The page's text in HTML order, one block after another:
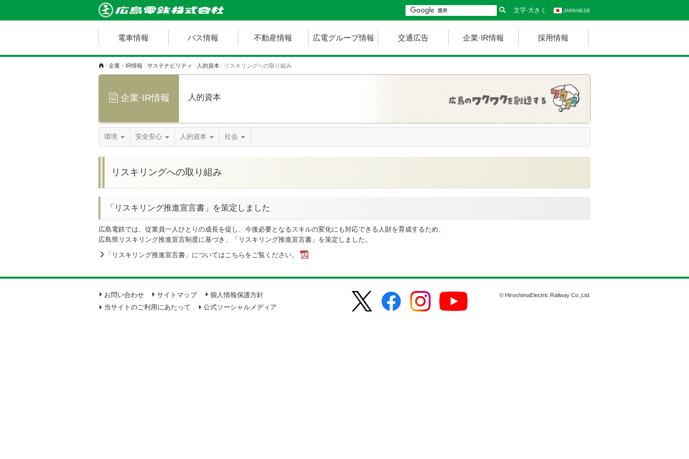
文字·大きく JAPANESE
電車情報 バス情報 不動産情報 広電グループ情報 交通広告 企業·IR情報 採用情報
企業・IR情報 サステナビリティ 人的資本 リスキリングへの取り組み
企業·IR情報 人的資本
環境 安全安心 人的資本 社会
リスキリングへの取り組み
「リスキリング推進宣言書」を策定しました
広島電鉄では、従業員一人ひとりの成長を促し、今後必要となるスキルの変化にも対応できる人財を育成するため、
広島県リスキリング推進宣言制度に基づき、「リスキリング推進宣言書」を策定しました。
「リスキリング推進宣言書」についてはこちらをご覧ください。
お問い合わせ サイトマップ
個人情報保護方針
当サイトのご利用にあたって
公式ソーシャルメディア
© HiroshimaElectric Railway Co.,Ltd.